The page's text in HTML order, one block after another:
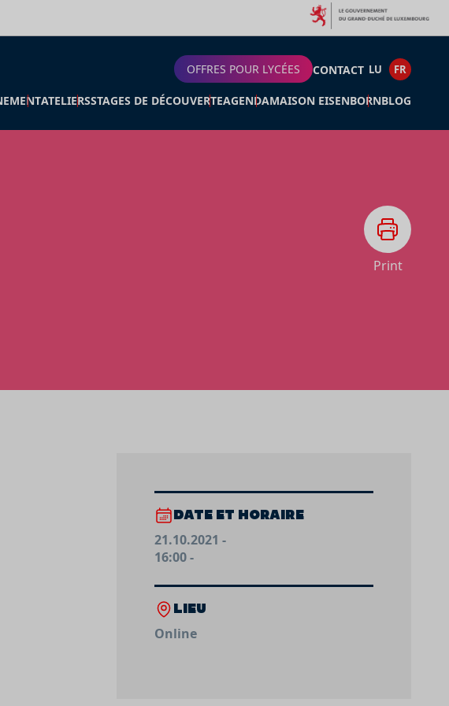
OFFRES POUR LYCÉES CONTACT LU FR
ATELIERSSTAGES DE DÉCOUVERTEAGENDAMAISON EISENBORNBLOG
Print
DATE ET HORAIRE
21.10.2021 -
16:00 -
LIEU
Online